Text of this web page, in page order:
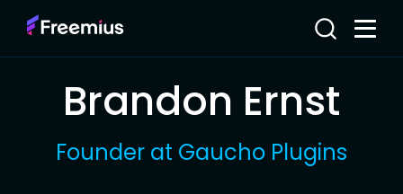
Brandon Ernst
Founder at Gaucho Plugins